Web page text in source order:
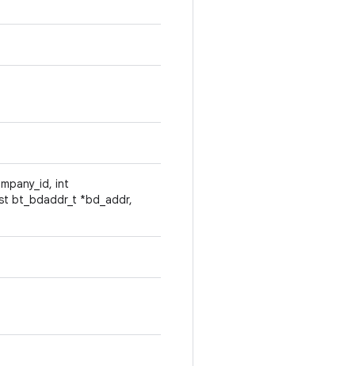
int
bt_bdaddr_t *bd_addr,